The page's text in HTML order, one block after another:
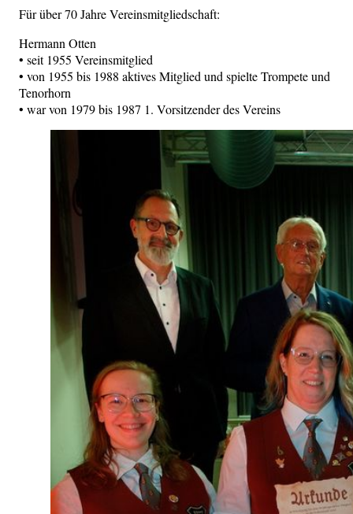
Für über 70 Jahre Vereinsmitgliedschaft:
Hermann Otten
• seit 1955 Vereinsmitglied
• von 1955 bis 1988 aktives Mitglied und spielte Trompete und
Tenorhorn
• war von 1979 bis 1987 1. Vorsitzender des Vereins